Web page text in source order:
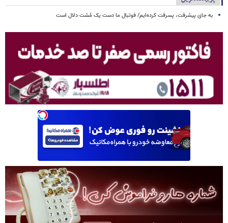
به جای پیشرفت، پسرفت کرده‌ایم/ فوتبال ما دست یک مُشت دلال است